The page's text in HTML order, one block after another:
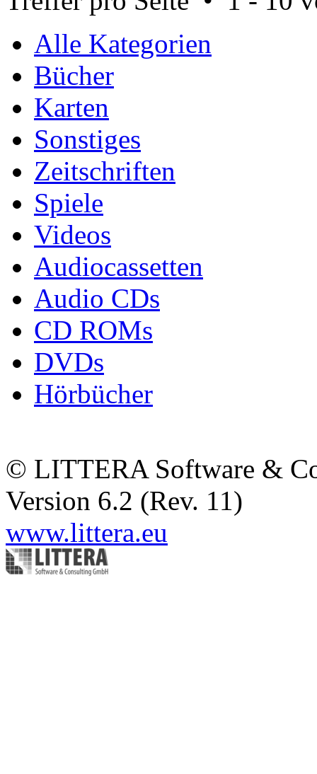
Alle Kategorien
Bücher
Karten
Sonstiges
Zeitschriften
Spiele
Videos
Audiocassetten
Audio CDs
CD ROMs
DVDs
Hörbücher
© LITTERA Software &
Version 6.2 (Rev. 11)
www.littera.eu